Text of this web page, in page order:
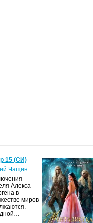
15 (СИ)
Чащин
Алекса
в
миров